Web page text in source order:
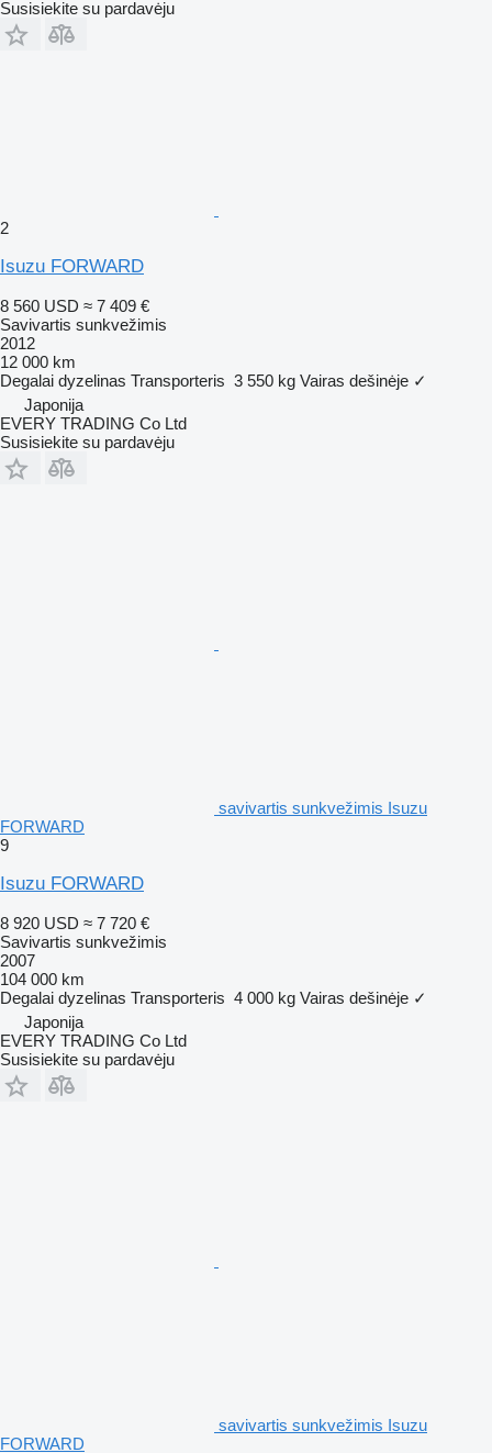
Susisiekite su pardavėju
2
Isuzu FORWARD
8 560 USD ≈ 7 409 €
Savivartis sunkvežimis
2012
12 000 km
Degalai dyzelinas Transporteris 3 550 kg Vairas dešinėje ✓
Japonija
EVERY TRADING Co Ltd
Susisiekite su pardavėju
savivartis sunkvežimis Isuzu
FORWARD
9
Isuzu FORWARD
8 920 USD ≈ 7 720 €
Savivartis sunkvežimis
2007
104 000 km
Degalai dyzelinas Transporteris 4 000 kg Vairas dešinėje ✓
Japonija
EVERY TRADING Co Ltd
Susisiekite su pardavėju
savivartis sunkvežimis Isuzu
FORWARD